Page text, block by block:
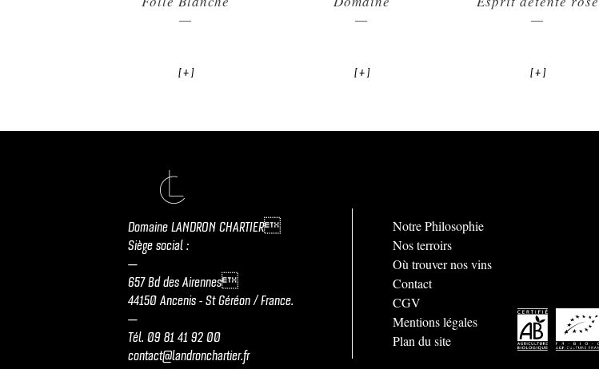
[ + ] [ + ] [ + ]
Domaine LANDRON CHARTIER
Siège social :
—
657 Bd des Airennes
44150 Ancenis - St Géréon / France.
—
Tél.09 81 41 92 00
contact@landronchartier.fr
Notre Philosophie
Nos terroirs
Où trouver nos vins
Contact
CGV
Mentions légales
Plan du site